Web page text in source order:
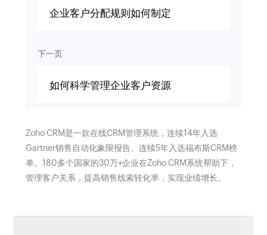
企业客户分配规则如何制定
下一页
如何科学管理企业客户资源
Zoho CRM是一款在线CRM管理系统，连续14年入选
Gartner销售自动化象限报告、连续5年入选福布斯CRM榜
单。180多个国家的30万+企业在Zoho CRM系统帮助下，
管理客户关系，提高销售线索转化率，实现业绩增长。